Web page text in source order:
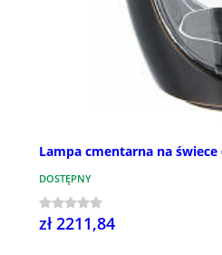
Lampa cmentarna na
DOSTĘPNY
zł 2211,84